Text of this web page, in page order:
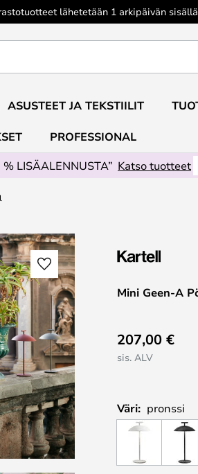
lähetetään 1 arkipäivän sisällä
ASUSTEET JA TEKSTIILIT
PROFESSIONAL
LISÄALENNUSTA” Katso tuotteet
Mini Geen-A
207,00 €
sis. ALV
Väri: pronssi